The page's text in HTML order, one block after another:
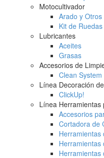
Motocultivador
Arado y Otros
Kit de Ruedas
Lubricantes
Aceites
Grasas
Accesorios de
Clean System
Línea Decoración
ClickUp!
Línea Herramientas
Accesorios
Cortadora de
Herramientas
Herramientas
Herramientas